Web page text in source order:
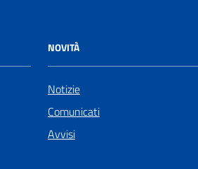
NOVITÀ
Notizie
Comunicati
Avvisi